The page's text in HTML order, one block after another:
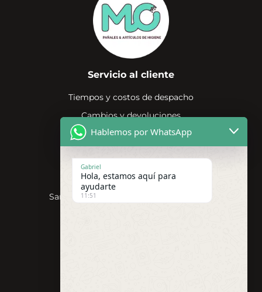
Servicio al cliente
Tiempos y costos de despacho
Cambios y devoluciones
Compras por mayor
Contacto
San Miguel, Región Metropolitana, Chile
Hablemos por WhatsApp
Gabriel
Hola, estamos aquí para
ayudarte
11:51